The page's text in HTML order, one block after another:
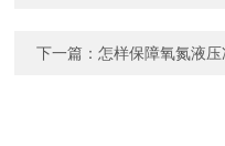
下一篇：怎样保障氧氮液